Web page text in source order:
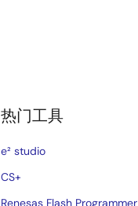
热门工具
e² studio
CS+
Renesas Flash Programmer